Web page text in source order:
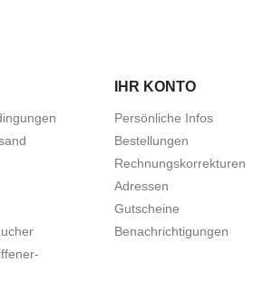
IHR KONTO
Persönliche Infos
Bestellungen
Rechnungskorrekturen
Adressen
Gutscheine
Benachrichtigungen